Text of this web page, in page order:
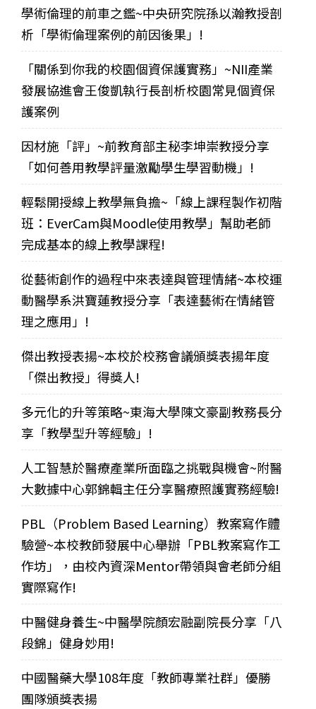
學術倫理的前車之鑑~中央研究院孫以瀚教授剖
析「學術倫理案例的前因後果」!
「關係到你我的校園個資保護實務」~NII產業
發展協進會王俊凱執行長剖析校園常見個資保
護案例
因材施「評」~前教育部主秘李坤崇教授分享
「如何善用教學評量激勵學生學習動機」!
輕鬆開授線上教學無負擔~「線上課程製作初階
班：EverCam與Moodle使用教學」幫助老師
完成基本的線上教學課程!
從藝術創作的過程中來表達與管理情緒~本校運
動醫學系洪寶蓮教授分享「表達藝術在情緒管
理之應用」!
傑出教授表揚~本校於校務會議頒獎表揚年度
「傑出教授」得獎人!
多元化的升等策略~東海大學陳文豪副教務長分
享「教學型升等經驗」!
人工智慧於醫療產業所面臨之挑戰與機會~附醫
大數據中心郭錦輯主任分享醫療照護實務經驗!
PBL（Problem Based Learning）教案寫作體
驗營~本校教師發展中心舉辦「PBL教案寫作工
作坊」，由校內資深Mentor帶領與會老師分組
實際寫作!
中醫健身養生~中醫學院顏宏融副院長分享「八
段錦」健身妙用!
中國醫藥大學108年度「教師專業社群」優勝
團隊頒獎表揚